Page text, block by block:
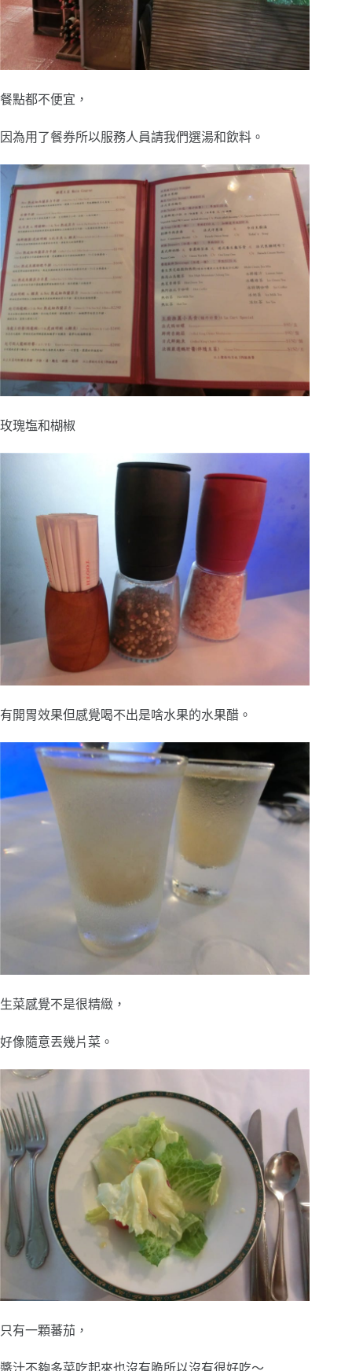
餐點都不便宜，
因為用了餐券所以服務人員請我們選湯和飲料。
玫瑰塩和楜椒
有開胃效果但感覺喝不出是啥水果的水果醋。
生菜感覺不是很精緻，
好像隨意丟幾片菜。
只有一顆蕃茄，